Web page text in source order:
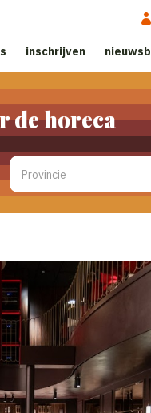
inschrijven
de horeca